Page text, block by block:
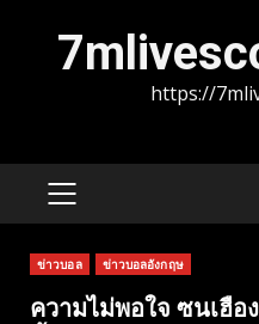
https://
PRIMARY
ข่าวบอล ข่าวบอลอังกฤษ
ความไม่พอใจ ซนเฮื